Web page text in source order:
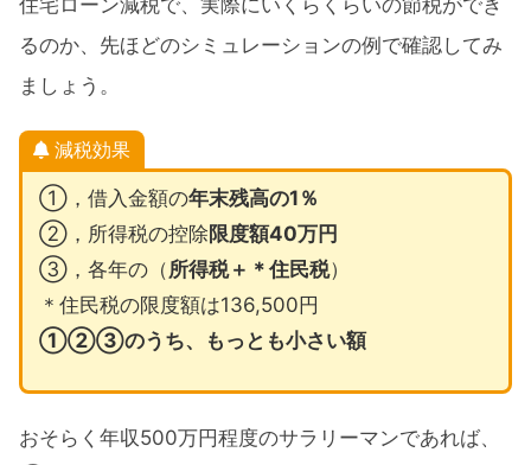
住宅ローン減税で、実際にいくらくらいの節税ができ
るのか、先ほどのシミュレーションの例で確認してみ
ましょう。
減税効果
①，借入金額の年末残高の1％
②，所得税の控除限度額40万円
③，各年の（ 所得税＋＊住民税）
＊住民税の限度額は136,500円
①②③のうち、もっとも小さい額
おそらく年収500万円程度のサラリーマンであれば、